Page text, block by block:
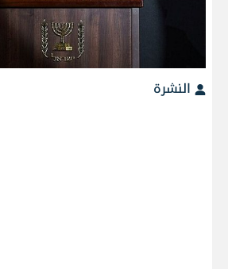
النشرة